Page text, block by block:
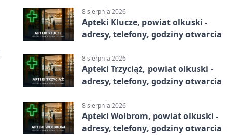
8 sierpnia 2026
Apteki Klucze, powiat olkuski -
adresy, telefony, godziny otwarcia
8 sierpnia 2026
Apteki Trzyciąż, powiat olkuski -
adresy, telefony, godziny otwarcia
8 sierpnia 2026
Apteki Wolbrom, powiat olkuski -
adresy, telefony, godziny otwarcia